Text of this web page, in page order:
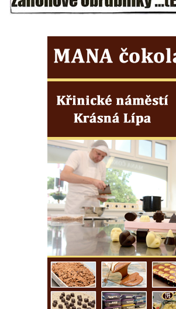
Mirošovicích
Račicích
Povodňový sloup II. v Dobříni
Socha svatého Floriána na domě čp. 3 v
Socha svaté Anny u domu čp. 3 v Oparnu
Lavička Václava Havla v Pardubicích
Lavička Václava Havla v Novém Boru
Lavička Václava Havla v Krásné Lípě
Upoutávka JduHřebenovkou u parkoviště
na Mezní Louce
Kamenný obelisk na vyhlídce u Pravčické
brány
Sousoší svatého Václava, svatého Floriána
a svatého Jana Nepomuckého východně